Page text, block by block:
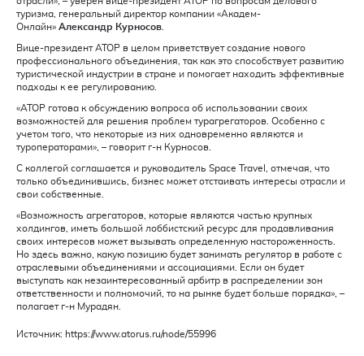
туризма, генеральный директор компании «Академ-
Онлайн» Александр Курносов
Вице-президент АТОР в целом приветствует создание нового
профессионального объединения, так как это способствует развитию
туристической индустрии в стране и помогает находить эффективные
подходы к ее регулированию.
«АТОР готова к обсуждению вопроса об использовании своих
возможностей для решения проблем турагрегаторов. Особенно с
учетом того, что некоторые из них одновременно являются и
туроператорами», – говорит г-н Курносов.
С коллегой соглашается и руководитель Space Travel, отмечая, что
только объединившись, бизнес может отстаивать интересы отрасли и
свои собственные.
«Возможность агрегаторов, которые являются частью крупных
холдингов, иметь большой лоббистский ресурс для продавливания
своих интересов может вызывать определенную настороженность.
Но здесь важно, какую позицию будет занимать регулятор в работе с
отраслевыми объединениями и ассоциациями. Если он будет
выступать как незаинтересованный арбитр в распределении зон
ответственности и полномочий, то на рынке будет больше порядка», –
полагает г-н Мурадян.
Источник: https://www.atorus.ru/node/55996